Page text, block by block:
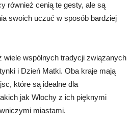
również cenią te gesty, ale są
swoich uczuć w sposób bardziej
wiele wspólnych tradycji związanych
i Dzień Matki. Oba kraje mają
które są idealne dla
jak Włochy z ich pięknymi
miastami.